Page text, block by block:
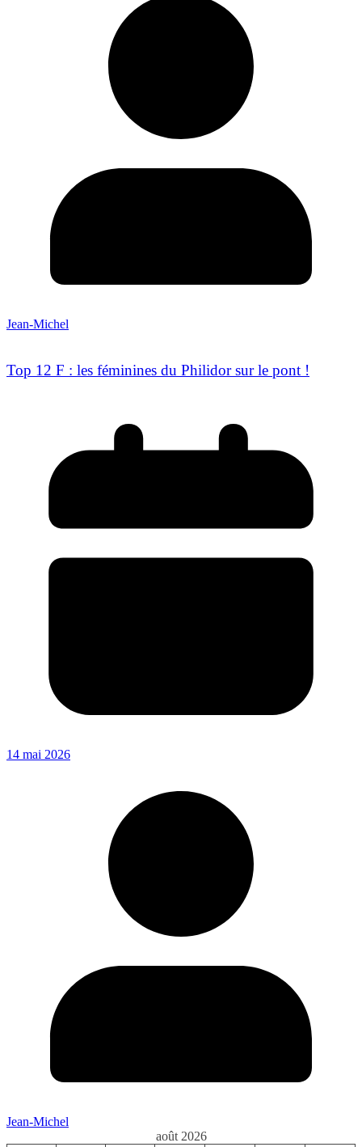
Jean-Michel
Top 12 F : les féminines du Philidor sur le pont !
14 mai 2026
Jean-Michel
août 2026